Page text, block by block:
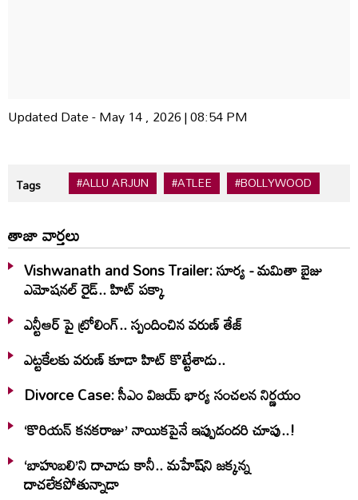
Updated Date - May 14 , 2026 | 08:54 PM
Tags #ALLU ARJUN #ATLEE #BOLLYWOOD
తాజా వార్తలు
Vishwanath and Sons Trailer: సూర్య - మమితా బైజు
ఎమోషనల్ రైడ్.. హిట్ పక్కా
ఎన్టీఆర్ పై ట్రోలింగ్.. స్పందించిన వరుణ్ తేజ్
ఎట్టకేలకు వరుణ్ కూడా హిట్ కొట్టేశాడు..
Divorce Case: సీఎం విజయ్ భార్య సంచలన నిర్ణయం
‘కొరియన్ కనకరాజు’ నాయికపైనే ఇప్పుడందరి చూపు..!
‘బాహుబలి’ని దాచాడు కానీ.. మహేష్‌ని జక్కన్న
దాచలేకపోతున్నాడా